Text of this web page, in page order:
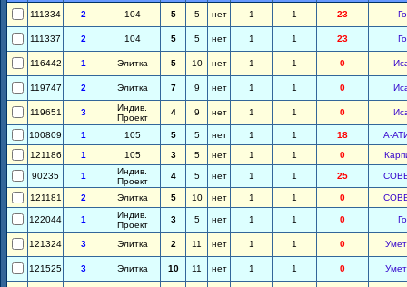
111334
2 104 5 5 нет 1 1 23
111337 2 104 5 5 нет 1 1 23
116442 1 Элитка 5 10 нет 1 1 0
119747 2 Элитка 7 9 нет 1 1 0
119651 3
Индив.
Проект
4 9 нет 1 1 0
100809 1 105 5 5 нет 1 1 18
А-
121186
1 105 3 5 нет 1 1 0
90235 1
Индив.
Проект
4 5 нет 1 1 25
121181 2 Элитка 5 10 нет 1 1 0
122044 1
Индив.
Проект
3 5 нет 1 1 0
121324 3 Элитка 2 11 нет 1 1 0
121525 3 Элитка 10 11 нет 1 1 0